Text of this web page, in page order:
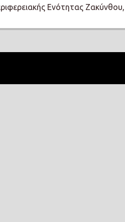
Ενότητας